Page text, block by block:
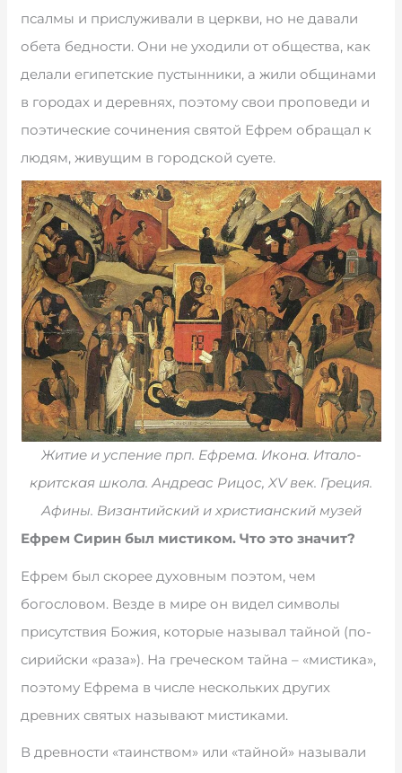
псалмы и прислуживали в церкви, но не давали
обета бедности. Они не уходили от общества, как
делали египетские пустынники, а жили общинами
в городах и деревнях, поэтому свои проповеди и
поэтические сочинения святой Ефрем обращал к
людям, живущим в городской суете.
Житие и успение прп. Ефрема. Икона. Итало-
критская школа. Андреас Рицос, XV век. Греция.
Афины. Византийский и христианский музей
Ефрем Сирин был мистиком. Что это значит?
Ефрем был скорее духовным поэтом, чем
богословом. Везде в мире он видел символы
присутствия Божия, которые называл тайной (по-
сирийски «раза»). На греческом тайна – «мистика»,
поэтому Ефрема в числе нескольких других
древних святых называют мистиками.
В древности «таинством» или «тайной» называли